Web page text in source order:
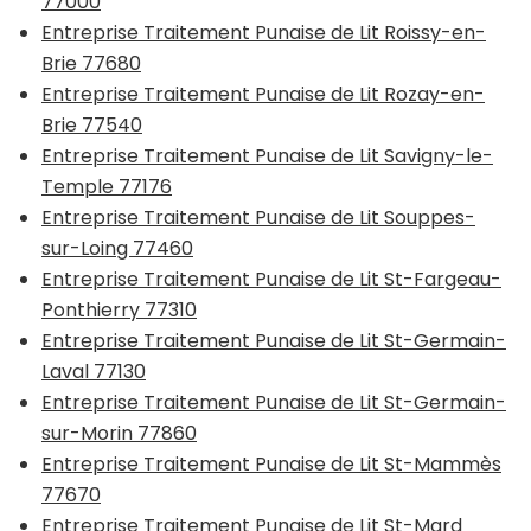
Entreprise Traitement Punaise de Lit Roissy-en-
Brie 77680
Entreprise Traitement Punaise de Lit Rozay-en-
Brie 77540
Entreprise Traitement Punaise de Lit Savigny-le-
Temple 77176
Entreprise Traitement Punaise de Lit Souppes-
sur-Loing 77460
Entreprise Traitement Punaise de Lit St-Fargeau-
Ponthierry 77310
Entreprise Traitement Punaise de Lit St-Germain-
Laval 77130
Entreprise Traitement Punaise de Lit St-Germain-
sur-Morin 77860
Entreprise Traitement Punaise de Lit St-Mammès
77670
Entreprise Traitement Punaise de Lit St-Mard